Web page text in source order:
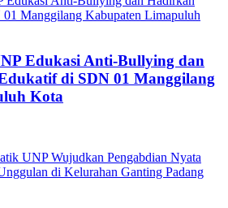
Edukasi Anti-Bullying dan
di SDN 01 Manggilang
Kota